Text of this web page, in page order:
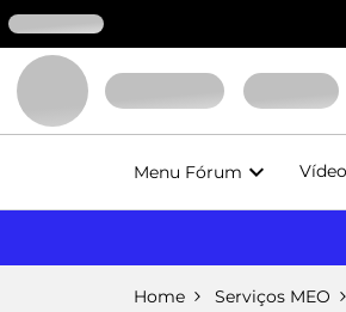
Menu Fórum
Home Serviços MEO